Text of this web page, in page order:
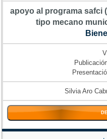
apoyo al programa safci
tipo mecano
Silvia Aro